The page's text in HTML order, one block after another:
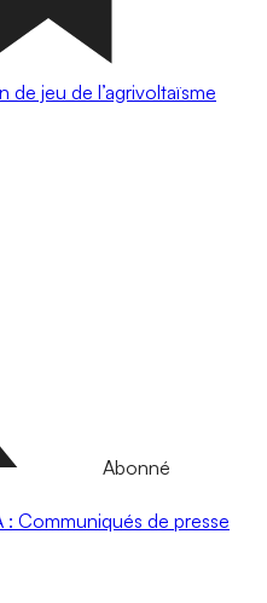
de jeu de l’agrivoltaïsme
Abonné
: Communiqués de presse